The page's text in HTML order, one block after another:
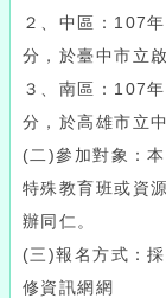
２、中區：107
分，於臺中市立
３、南區：107
分，於高雄市立
(二)參加對象：
特殊教育班或資
辦同仁。
(三)報名方式：
修資訊網網